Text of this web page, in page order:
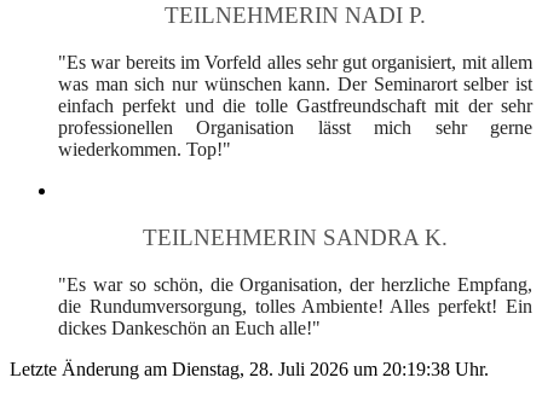
TEILNEHMERIN NADI P.
"Es war bereits im Vorfeld alles sehr gut organisiert, mit allem
was man sich nur wünschen kann. Der Seminarort selber ist
einfach perfekt und die tolle Gastfreundschaft mit der sehr
professionellen Organisation lässt mich sehr gerne
wiederkommen. Top!"
TEILNEHMERIN SANDRA K.
"Es war so schön, die Organisation, der herzliche Empfang,
die Rundumversorgung, tolles Ambiente! Alles perfekt! Ein
dickes Dankeschön an Euch alle!"
Letzte Änderung am Dienstag, 28. Juli 2026 um 20:19:38 Uhr.